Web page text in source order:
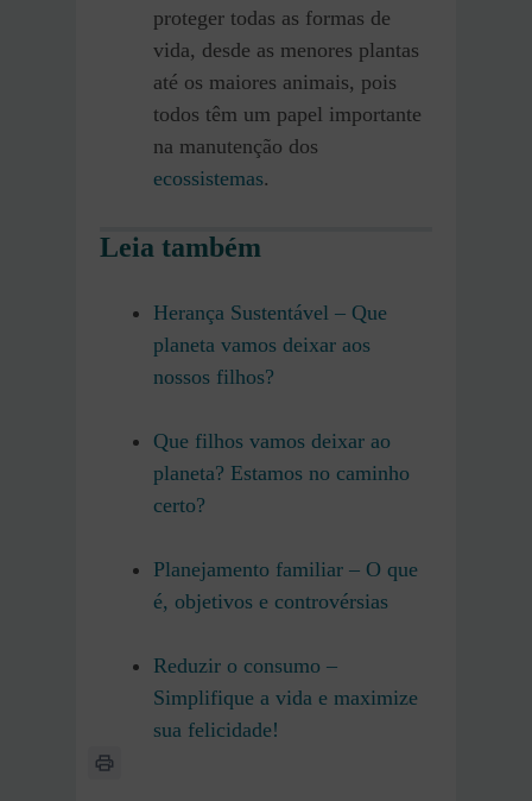
proteger todas as formas de
vida, desde as menores plantas
até os maiores animais, pois
todos têm um papel importante
na manutenção dos
ecossistemas.
Leia também
Herança Sustentável – Que
planeta vamos deixar aos
nossos filhos?
Que filhos vamos deixar ao
planeta? Estamos no caminho
certo?
Planejamento familiar – O que
é, objetivos e controvérsias
Reduzir o consumo –
Simplifique a vida e maximize
sua felicidade!